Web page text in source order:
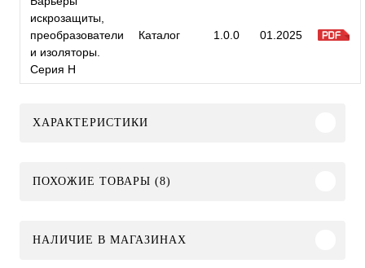
искрозащиты,
преобразователи
и изоляторы.
Серия H
Каталог 1.0.0 01.2025
ХАРАКТЕРИСТИКИ
ПОХОЖИЕ ТОВАРЫ (8)
НАЛИЧИЕ В МАГАЗИНАХ